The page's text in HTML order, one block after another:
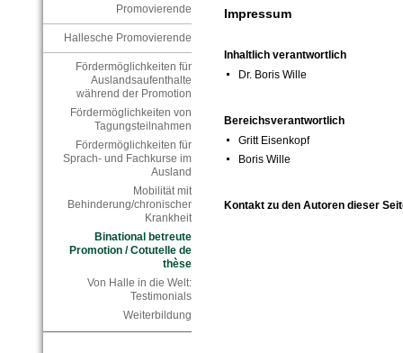
Promovierende
Hallesche Promovierende
Fördermöglichkeiten für
Auslandsaufenthalte
während der Promotion
Fördermöglichkeiten von
Tagungsteilnahmen
Fördermöglichkeiten für
Sprach- und Fachkurse im
Ausland
Mobilität mit
Behinderung/chronischer
Krankheit
Binational betreute
Promotion / Cotutelle de
thèse
Von Halle in die Welt:
Testimonials
Weiterbildung
Impressum
Inhaltlich verantwortlich
Dr. Boris Wille
Bereichsverantwortlich
Gritt Eisenkopf
Boris Wille
Kontakt zu den Autoren dieser